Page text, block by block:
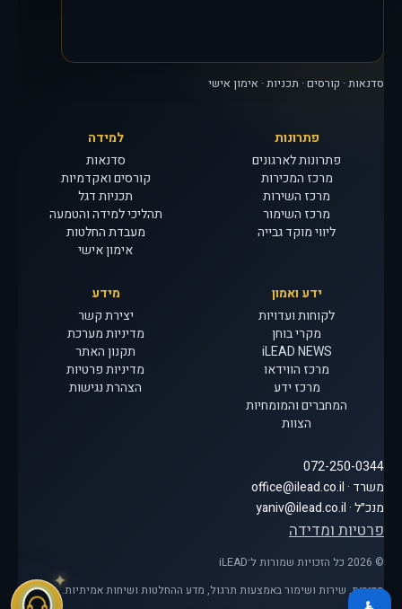
סדנאות · קורסים · תכניות · אימון אישי
פתרונות
פתרונות לארגונים
מרכז המכירות
מרכז השירות
מרכז השימור
ליווי מוקד גבייה
למידה
סדנאות
קורסים ואקדמיות
תכניות דגל
תהליכי למידה והטמעה
מעבדת החלטות
אימון אישי
ידע ואמון
לקוחות ועדויות
מקרי בוחן
iLEAD NEWS
מרכז הווידאו
מרכז ידע
המחברים והמומחיות
הצוות
מידע
יצירת קשר
מדיניות מערכת
תקנון האתר
מדיניות פרטיות
הצהרת נגישות
072-250-0344
משרד · office@ilead.co.il
מנכ״ל · yaniv@ilead.co.il
פרטיות ומדידה
© 2026 כל הזכויות שמורות ל־iLEAD
מכירות, שירות ושימור באמצעות תרגול, מדע ההחלטות ושיחות אמיתיות.